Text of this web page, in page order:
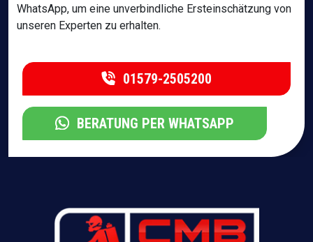
WhatsApp, um eine unverbindliche Ersteinschätzung von
unseren Experten zu erhalten.
01579-2505200
BERATUNG PER WHATSAPP